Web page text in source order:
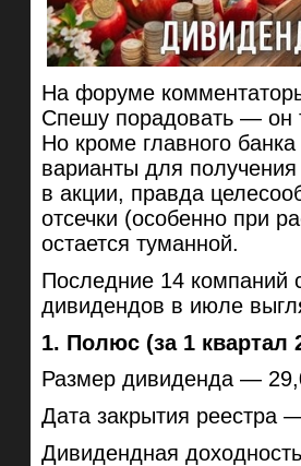
На форуме
Спешу порадовать — он
Но кроме главного
варианты для
в акции, правда
отсечки (особенно при
остается туманной.
Последние 14 компаний
дивидендов в июле
1. Полюс (за 1 квартал
Размер дивиденда —
Дата закрытия реестра
Дивидендная